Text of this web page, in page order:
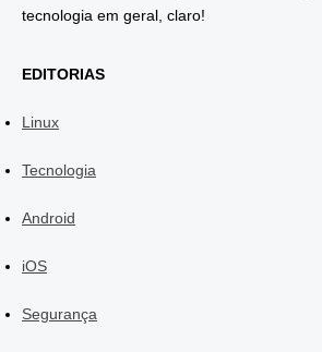
tecnologia em geral, claro!
EDITORIAS
Linux
Tecnologia
Android
iOS
Segurança